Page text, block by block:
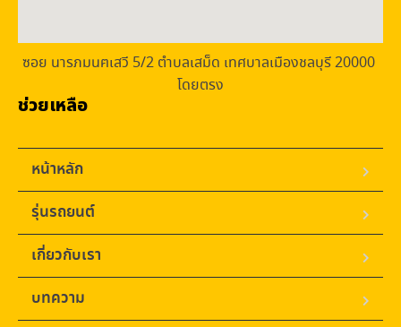
ซอย นารภมนฅเสวี 5/2 ตำบลเสม็ด เทศบาลเมืองชลบุรี 20000
โดยตรง
ช่วยเหลือ
หน้าหลัก
รุ่นรถยนต์
เกี่ยวกับเรา
บทความ